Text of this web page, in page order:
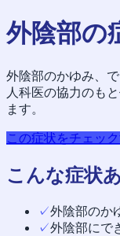
外陰部の
外陰部のかゆみ、
人科医の協力のも
ます。
この症状をチェッ
こんな症状
✓外陰部のか
✓外陰部にで